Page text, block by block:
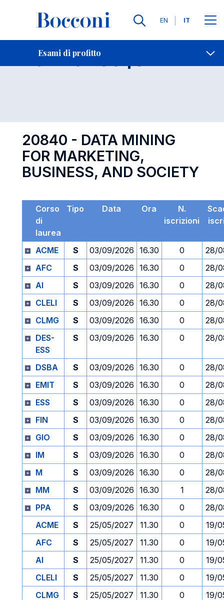
Lingue
EN IT
Esami di profitto
Contatti
Esame 20840 Open
20840 - DATA MINING
FOR MARKETING,
BUSINESS, AND SOCIETY
Corso
di
laurea
Tipo Data Ora
N.
iscrizioni
ACME S 03/09/2026 16.30 0
28/
AFC
S 03/09/2026 16.30 0
28/
AI
S 03/09/2026 16.30 0
28/
CLELI
S 03/09/2026 16.30 0
28/
CLMG
S 03/09/2026 16.30 0
28/
DES-
ESS
S 03/09/2026 16.30 0 28/
DSBA S 03/09/2026 16.30 0
28/
EMIT
S 03/09/2026 16.30 0
28/
ESS
S 03/09/2026 16.30 0
28/
FIN
S 03/09/2026 16.30 0
28/
GIO
S 03/09/2026 16.30 0
28/
IM
S 03/09/2026 16.30 0
28/
M
S 03/09/2026 16.30 0
28/
MM
S 03/09/2026 16.30 1
28/
PPA
S 03/09/2026 16.30 0
28/
ACME
S 25/05/2027 11.30 0
19/
AFC
S 25/05/2027 11.30 0
19/
AI
S 25/05/2027 11.30 0
19/
CLELI
S 25/05/2027 11.30 0
19/
CLMG
S 25/05/2027 11.30 0
19/